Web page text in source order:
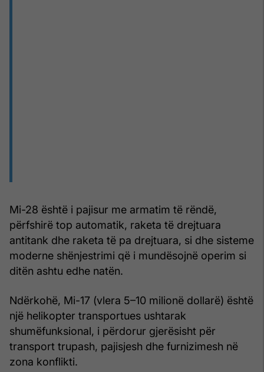
Mi-28 është i pajisur me armatim të rëndë,
përfshirë top automatik, raketa të drejtuara
antitank dhe raketa të pa drejtuara, si dhe sisteme
moderne shënjestrimi që i mundësojnë operim si
ditën ashtu edhe natën.
Ndërkohë, Mi-17 (vlera 5–10 milionë dollarë) është
një helikopter transportues ushtarak
shumëfunksional, i përdorur gjerësisht për
transport trupash, pajisjesh dhe furnizimesh në
zona konflikti.